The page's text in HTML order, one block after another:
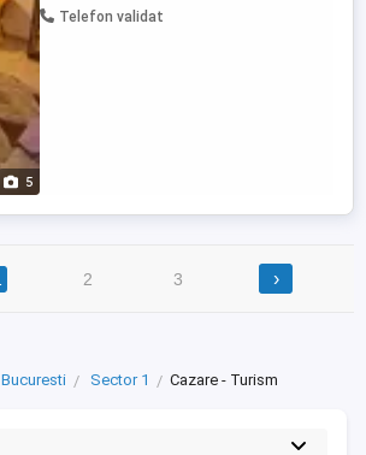
5
Telefon validat
2 3 ›
Bucuresti Sector 1 Cazare - Turism